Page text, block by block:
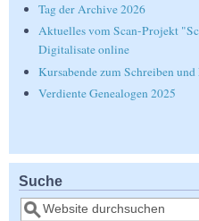
Tag der Archive 2026
Aktuelles vom Scan-Projekt
Digitalisate online
Kursabende zum Schreiben
Verdiente Genealogen 2025
Suche
Suche